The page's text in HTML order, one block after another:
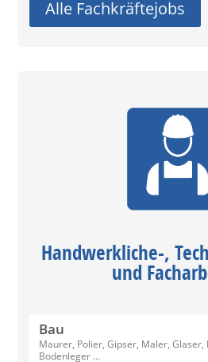
Alle Fachkräftejobs
Handwerkliche-,
und
Bau
Maurer, Polier, Gipser, Maler, Glaser,
Bodenleger …